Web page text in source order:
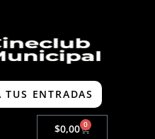
TUS ENTRADAS
$0,00 0